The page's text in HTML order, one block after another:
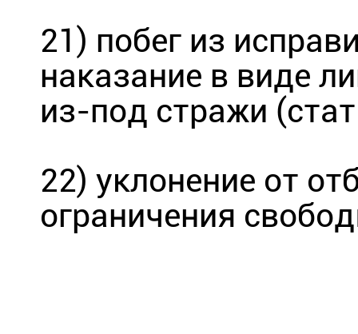
21) побег из
наказание в виде
из-под стражи
22) уклонение от
ограничения